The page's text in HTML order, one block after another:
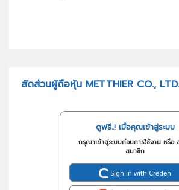
สัดส่วนผู้ถือหุ้น METTHIER CO., LTD.
ดูฟรี..! เมื่อคุณเข้าสู่ระบบ
กรุณาเข้าสู่ระบบก่อนการใช้งาน หรือ
สมาชิก
Sign in with Creden